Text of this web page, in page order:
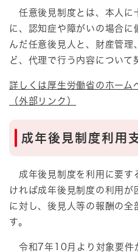
任意後見制度とは、本人に
に、認知症や障がいの場合に
んだ任意後見人と、財産管理
ど、代理で行う内容について
詳しくは厚生労働省のホーム
（外部リンク）
成年後見制度利用
成年後見制度を利用に要す
ければ成年後見制度の利用
に対し、後見人等の報酬の
す。
令和7年10月より対象要件